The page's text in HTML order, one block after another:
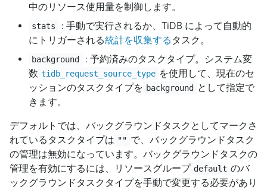
中のリソース使用量を制御します。
stats
: 手動で実行されるか、TiDB によって自動的
にトリガーされる統計を収集する タスク。
background
: 予約済みのタスクタイプ。システム変
数 tidb_request_source_type を使用して、現在のセ
ッションのタスクタイプを background
として指定で
きます。
デフォルトでは、バックグラウンドタスクとしてマークさ
れているタスクタイプは "" で、バックグラウンドタスク
の管理は無効になっています。バックグラウンドタスクの
管理を有効にするには、リソースグループ default のバ
ックグラウンドタスクタイプを手動で変更する必要があり